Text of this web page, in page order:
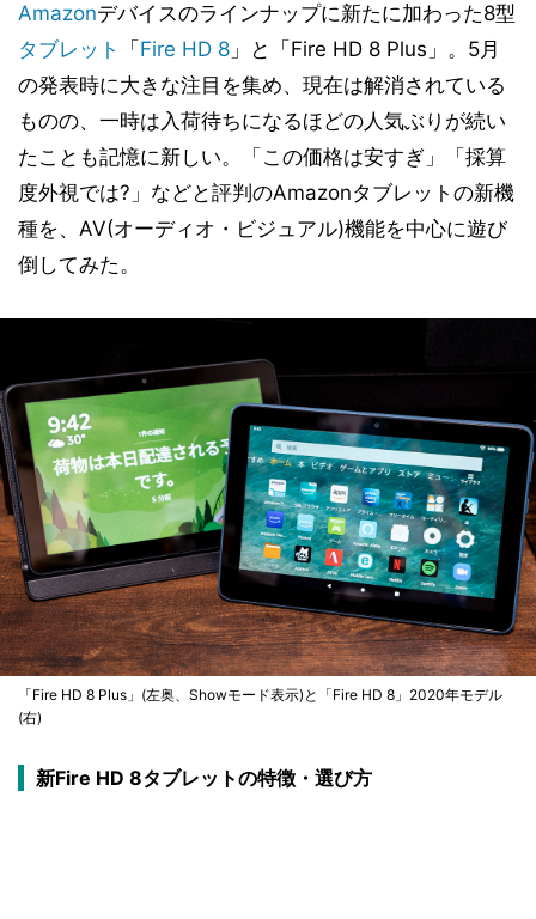
3
ーも便利
■Fire HD 8 Plus + ワイヤレス充電スタンドセッ
ト(税込)
Amazonデバイスのラインナップに新たに加わった8型
タブレット
「 Fire HD 8 」と「Fire HD 8 Plus」。5月
の発表時に大きな注目を集め、現在は解消されている
ものの、一時は入荷待ちになるほどの人気ぶりが続い
たことも記憶に新しい。「この価格は安すぎ」「採算
度外視では?」などと評判のAmazonタブレットの新機
種を、AV(オーディオ・ビジュアル)機能を中心に遊び
倒してみた。
「Fire HD 8 Plus」(左奥、Showモード表示)と「Fire HD 8」2020年モデル
(右)
新Fire HD 8タブレットの特徴・選び方